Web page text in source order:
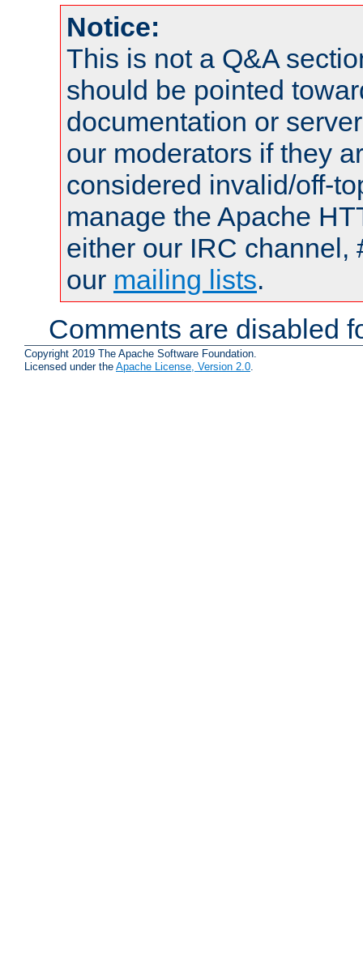
Notice:
This is not a Q&A
should be pointed
documentation or
our moderators if they
considered invalid/off-
manage the Apache
either our IRC channel,
our mailing lists.
Comments are disabled
Copyright 2019 The Apache Software Foundation.
Licensed under the Apache License, Version 2.0.